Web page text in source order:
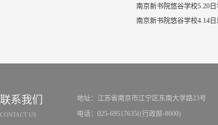
南京新书院悠谷学校5.20
联系我们
CONTACT US
地址：江苏省南京市江宁区东南大学路23号
电话：025-69517635((行政部-8000)